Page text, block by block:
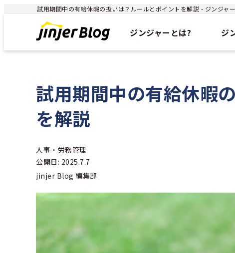
試用期間中の有給休暇の扱いは？ルールとポイントを解説 - ジンジャ
ジンジャーとは? ジ
試用期間中の有給休暇
を解説
人事・労務管理
公開日: 2025.7.7
jinjer Blog 編集部